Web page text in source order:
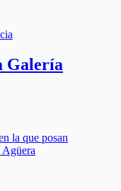
Galería